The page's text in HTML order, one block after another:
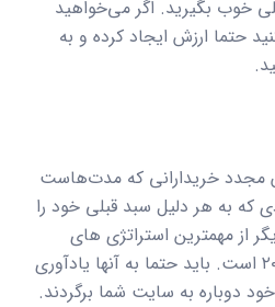
خوب بگیرید. اگر می‌خواهید
حتما ارزش ایجاد کرده و به
مجدد خریدارانی که مدت‌هاست
که به هر دلیل سبد قبلی خود را
از مهمترین استراتژی های
ایمیل مارکتینگ در سال ۲۰۱۹ است. باید حتما به آنها یادآوری
دوباره به سایت شما برگردند.